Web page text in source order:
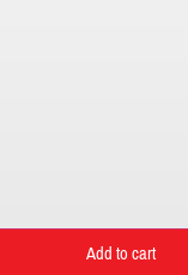
Add to cart